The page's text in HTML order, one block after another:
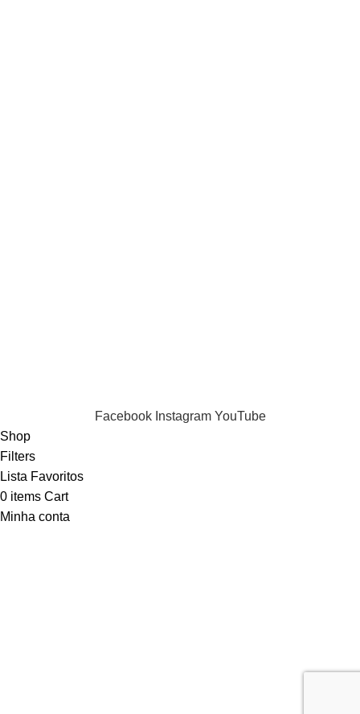
Facebook Instagram YouTube
Shop
Filters
Lista Favoritos
0 items Cart
Minha conta